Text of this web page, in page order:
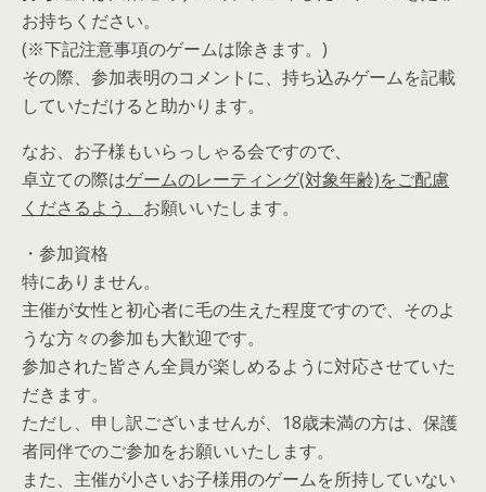
お持ちください。
(※下記注意事項のゲームは除きます。)
その際、参加表明のコメントに、持ち込みゲームを記載
していただけると助かります。
なお、お子様もいらっしゃる会ですので、
卓立ての際はゲームのレーティング(対象年齢)をご配慮
くださるよう、 お願いいたします。
・参加資格
特にありません。
主催が女性と初心者に毛の生えた程度ですので、そのよ
うな方々の参加も大歓迎です。
参加された皆さん全員が楽しめるように対応させていた
だきます。
ただし、申し訳ございませんが、18歳未満の方は、保護
者同伴でのご参加をお願いいたします。
また、主催が小さいお子様用のゲームを所持していない